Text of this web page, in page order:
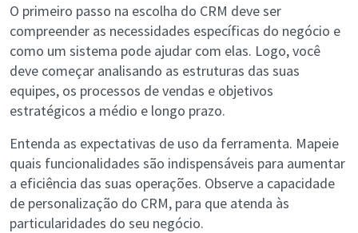
O primeiro passo na escolha do CRM deve ser
compreender as necessidades específicas do negócio e
como um sistema pode ajudar com elas. Logo, você
deve começar analisando as estruturas das suas
equipes, os processos de vendas e objetivos
estratégicos a médio e longo prazo.
Entenda as expectativas de uso da ferramenta. Mapeie
quais funcionalidades são indispensáveis para aumentar
a eficiência das suas operações. Observe a capacidade
de personalização do CRM, para que atenda às
particularidades do seu negócio.